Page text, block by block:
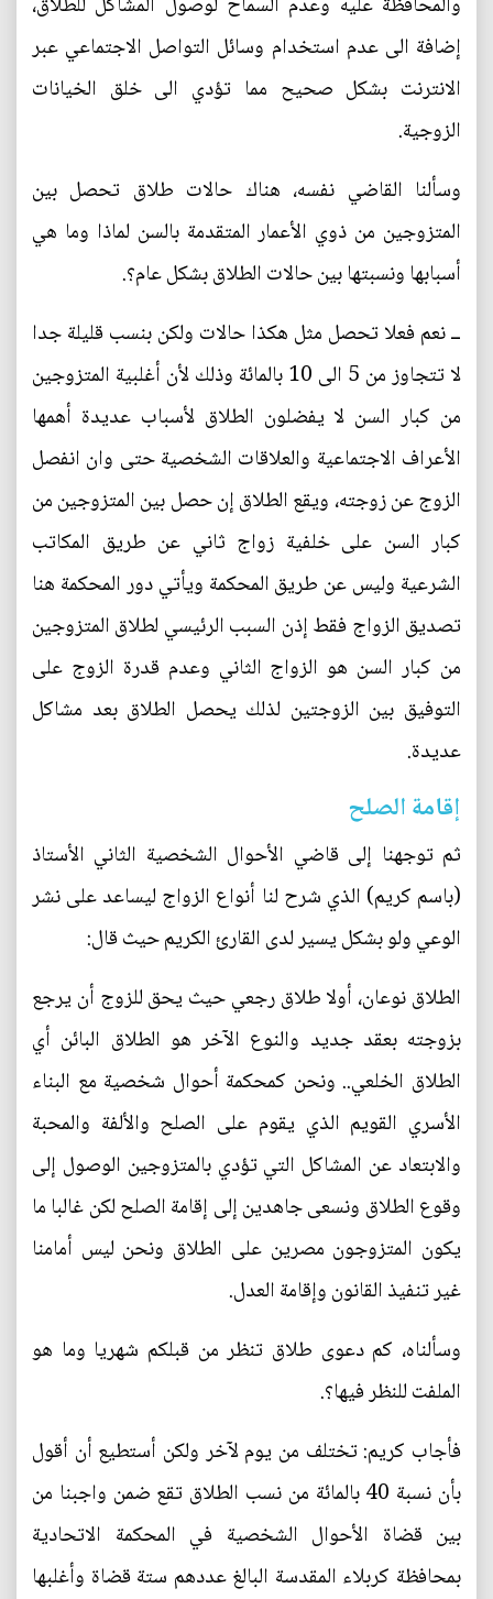
إضافة الى عدم استخدام وسائل التواصل الاجتماعي عبر
الانترنت بشكل صحيح مما تؤدي الى خلق الخيانات
الزوجية.
وسألنا القاضي نفسه، هناك حالات طلاق تحصل بين
المتزوجين من ذوي الأعمار المتقدمة بالسن لماذا وما هي
أسبابها ونسبتها بين حالات الطلاق بشكل عام؟.
ــ نعم فعلا تحصل مثل هكذا حالات ولكن بنسب قليلة جدا
لا تتجاوز من 5 الى 10 بالمائة وذلك لأن أغلبية المتزوجين
من كبار السن لا يفضلون الطلاق لأسباب عديدة أهمها
الأعراف الاجتماعية والعلاقات الشخصية حتى وان انفصل
الزوج عن زوجته، ويقع الطلاق إن حصل بين المتزوجين من
كبار السن على خلفية زواج ثاني عن طريق المكاتب
الشرعية وليس عن طريق المحكمة ويأتي دور المحكمة هنا
تصديق الزواج فقط إذن السبب الرئيسي لطلاق المتزوجين
من كبار السن هو الزواج الثاني وعدم قدرة الزوج على
التوفيق بين الزوجتين لذلك يحصل الطلاق بعد مشاكل
عديدة.
إقامة الصلح
ثم توجهنا إلى قاضي الأحوال الشخصية الثاني الأستاذ
(باسم كريم) الذي شرح لنا أنواع الزواج ليساعد على نشر
الوعي ولو بشكل يسير لدى القارئ الكريم حيث قال:
الطلاق نوعان، أولا طلاق رجعي حيث يحق للزوج أن يرجع
بزوجته بعقد جديد والنوع الآخر هو الطلاق البائن أي
الطلاق الخلعي.. ونحن كمحكمة أحوال شخصية مع البناء
الأسري القويم الذي يقوم على الصلح والألفة والمحبة
والابتعاد عن المشاكل التي تؤدي بالمتزوجين الوصول إلى
وقوع الطلاق ونسعى جاهدين إلى إقامة الصلح لكن غالبا ما
يكون المتزوجون مصرين على الطلاق ونحن ليس أمامنا
غير تنفيذ القانون وإقامة العدل.
وسألناه، كم دعوى طلاق تنظر من قبلكم شهريا وما هو
الملفت للنظر فيها؟.
فأجاب كريم: تختلف من يوم لآخر ولكن أستطيع أن أقول
بأن نسبة 40 بالمائة من نسب الطلاق تقع ضمن واجبنا من
بين قضاة الأحوال الشخصية في المحكمة الاتحادية
بمحافظة كربلاء المقدسة البالغ عددهم ستة قضاة وأغلبها